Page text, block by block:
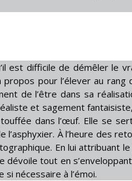
est difficile de démêler le
pour l’élever au rang
de l’être dans sa
et sagement
dans l’œuf. Elle se
À l’heure des
En lui attribuant
tout en
nécessaire à l’émoi.